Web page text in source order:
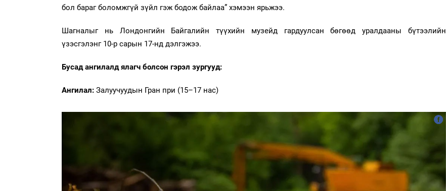
бол бараг боломжгүй зүйл гэж бодож байлаа” хэмээн ярьжээ.
Шагналыг нь Лондонгийн Байгалийн түүхийн музейд гардуулсан бөгөөд уралдааны бүтээлийн
үзэсгэлэнг 10-р сарын 17-нд дэлгэжээ.
Бусад ангилалд ялагч болсон гэрэл зургууд:
Ангилал: Залуучуудын Гран при (15–17 нас)